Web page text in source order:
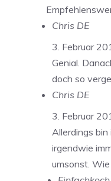
Chris DE
3. Februar
Genial.
doch so
Chris DE
3. Februar
Allerdings
irgendwie
umsonst.